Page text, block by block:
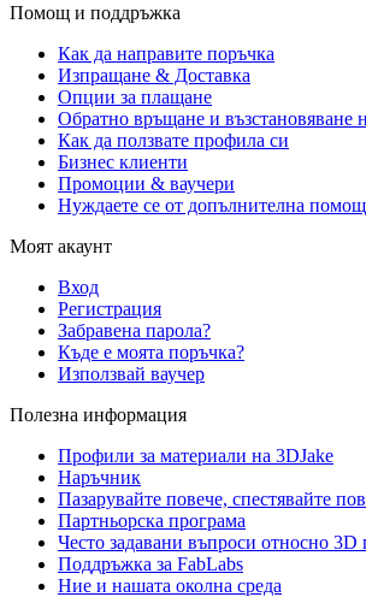
Помощ и поддръжка
Как да направите поръчка
Изпращане & Доставка
Опции за плащане
Обратно връщане и възстановяване
Как да ползвате профила си
Бизнес клиенти
Промоции & ваучери
Нуждаете се от допълнителна
Моят акаунт
Вход
Регистрация
Забравена парола?
Къде е моята поръчка?
Използвай ваучер
Полезна информация
Профили за материали на 3DJake
Наръчник
Пазарувайте повече, спестявайте
Партньорска програма
Често задавани въпроси относно 3D
Поддръжка за FabLabs
Ние и нашата околна среда